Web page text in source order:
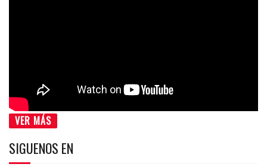
VER MÁS
SIGUENOS EN